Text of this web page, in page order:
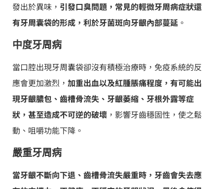
發出於異味， 引發口臭問題，常見的輕微牙周病症狀還
有牙周囊袋的形成，利於牙菌斑向牙齦內部蔓延 。
中度牙周病
當口腔出現牙周囊袋卻沒有積極治療時，免疫系統的反
應會更加激烈， 加重出血以及紅腫脹痛程度，有可能出
現牙齦膿包、齒槽骨流失、牙齦萎縮、牙根外露等症
狀，甚至造成不可逆的破壞 ，影響牙齒穩固性，使之鬆
動、咀嚼功能下降。
嚴重牙周病​
當牙齦不斷向下退、齒槽骨流失嚴重時，牙齒會失去應